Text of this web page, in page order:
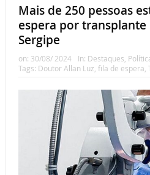
Mais de 250 pessoas
espera por transplante
Sergipe
on: 30/08/ 2024 In: Destaques,
Tags: Doutor Allan Luz, fila de espera,